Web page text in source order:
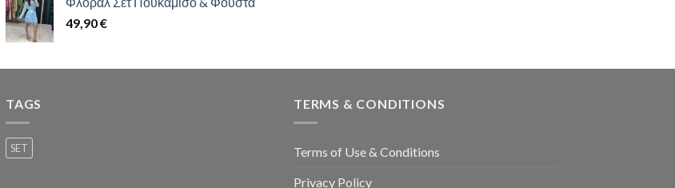
49,90€
TAGS
SET
TERMS & CONDITIONS
Terms of Use & Conditions
Privacy Policy